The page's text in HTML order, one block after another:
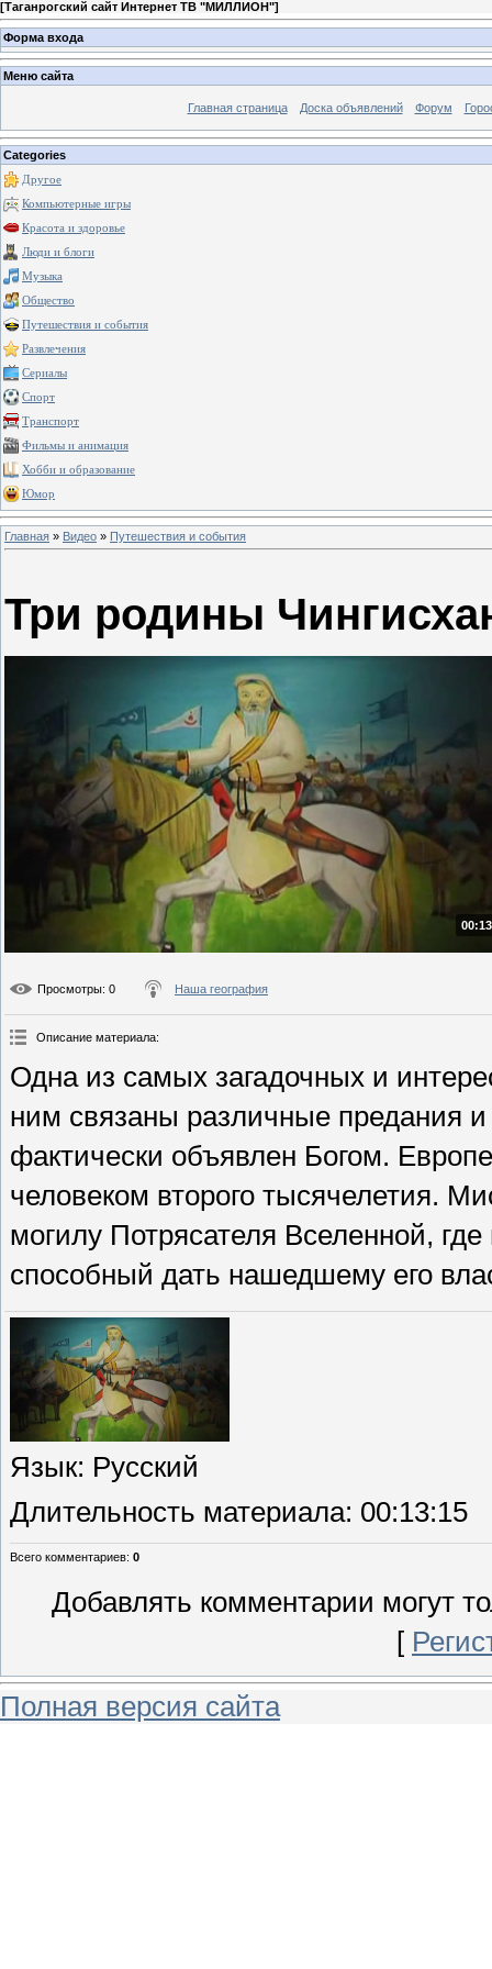
[Таганрогский сайт Интернет ТВ "МИЛЛИОН"]
Форма входа
Меню сайта
Главная страница Доска объявлений Форум
Categories
Другое
Компьютерные игры
Красота и здоровье
Люди и блоги
Музыка
Общество
Путешествия и события
Развлечения
Сериалы
Спорт
Транспорт
Фильмы и анимация
Хобби и образование
Юмор
Главная » Видео » Путешествия и события
Три родины
Просмотры: 0 Наша география
Описание материала:
Одна из самых загадочных и
ним связаны различные предания
фактически объявлен Богом.
человеком второго тысячелетия.
могилу Потрясателя Вселенной,
способный дать нашедшему его
Язык: Русский
Длительность материала: 00:13:15
Всего комментариев: 0
Добавлять комментарии могут
[
Полная версия сайта